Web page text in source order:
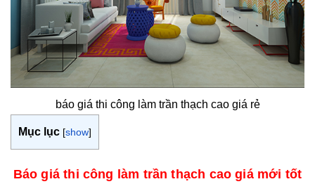
báo giá thi công làm trần thạch cao giá rẻ
Mục lục [show]
Báo giá thi công làm trần thạch cao giá mới tốt